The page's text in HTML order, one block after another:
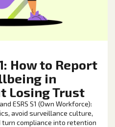
How to Report
in
Losing Trust
ESRS S1 (Own Workforce):
avoid surveillance culture,
compliance into retention